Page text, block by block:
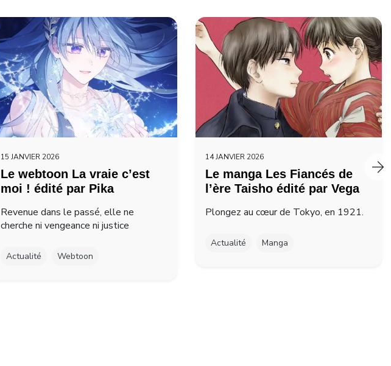
15 JANVIER 2026
Le webtoon La vraie c’est
moi ! édité par Pika
Revenue dans le passé, elle ne
cherche ni vengeance ni justice
Actualité Webtoon
14 JANVIER 2026
Le manga Les Fiancés de
l’ère Taisho édité par Vega
Plongez au cœur de Tokyo, en 1921.
Actualité Manga